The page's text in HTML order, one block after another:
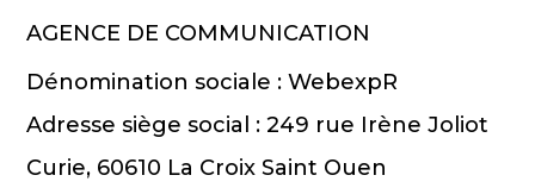
AGENCE DE COMMUNICATION
Dénomination sociale : WebexpR
Adresse siège social : 249 rue Irène Joliot
Curie, 60610 La Croix Saint Ouen